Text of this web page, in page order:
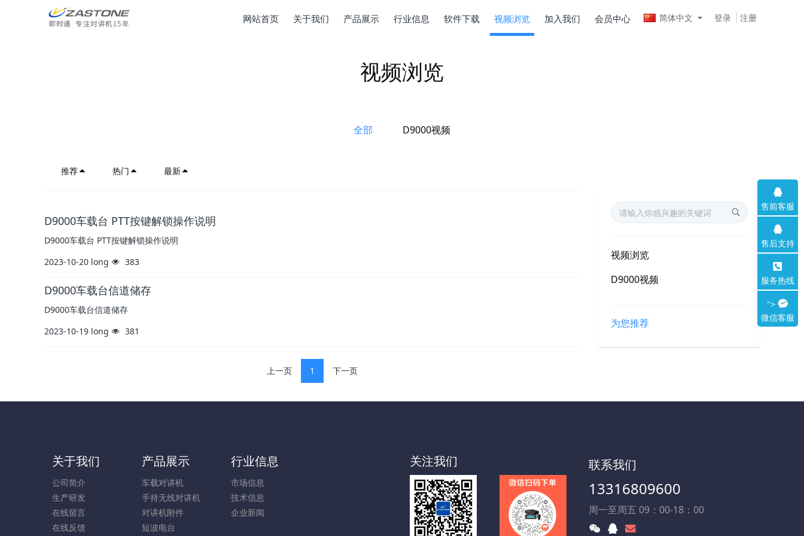
登录 注册
网站首页 关于我们 产品展示 行业信息 软件下载 视频浏览 加入我们 会员中心 简体中文
视频浏览
全部 D9000视频
推荐 热门 最新
D9000车载台 PTT按键解锁操作说明
D9000车载台 PTT按键解锁操作说明
2023-10-20 long 383
D9000车载台信道储存
D9000车载台信道储存
2023-10-19 long 381
上一页 1 下一页
视频浏览
D9000视频
为您推荐
关于我们
公司简介
生产研发
在线留言
在线反馈
产品展示
车载对讲机
手持无线对讲机
对讲机附件
短波电台
行业信息
市场信息
技术信息
企业新闻
关注我们 联系我们
13316809600
周一至周五 09：00-18：00
售前客服
售后支持
服务热线
">
微信客服